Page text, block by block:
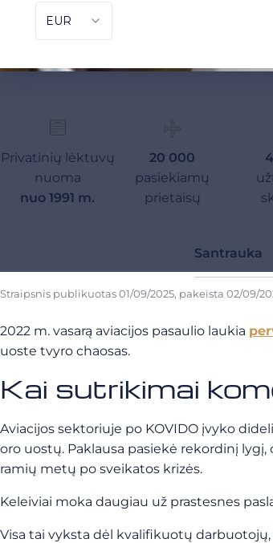
Privatinių lėktuvų
nuoma
nuo 1991 m.
20 000
pasiekiamų
prietaisų
Santrauka
Straipsnis publikuotas01/09/2025, pakeista 02/09/
2022 m. vasarą aviacijos pasaulio laukia
uoste tvyro chaosas.
Kai sutrikimai
Aviacijos sektoriuje po KOVIDO įvyko
oro uostų. Paklausa pasiekė rekordinį
ramių metų po sveikatos krizės.
Keleiviai moka daugiau už prastesnes
Visa tai vyksta dėl kvalifikuotų